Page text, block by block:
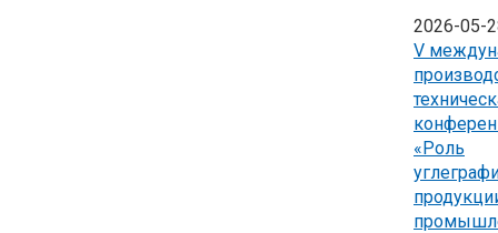
2026-05-
V
«Роль